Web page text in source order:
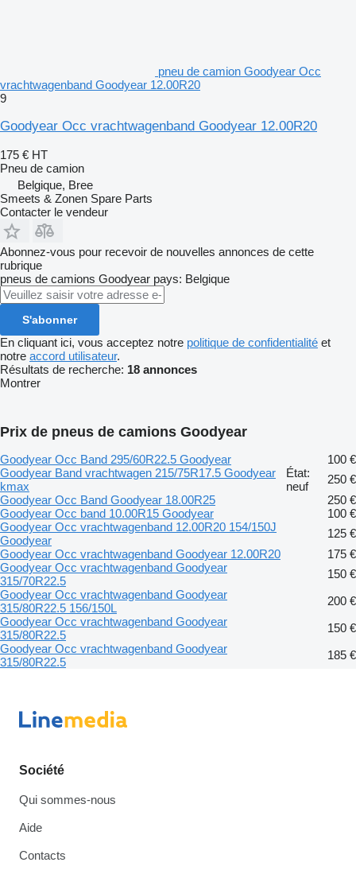
pneu de camion Goodyear Occ
vrachtwagenband Goodyear 12.00R20
9
Goodyear Occ vrachtwagenband Goodyear 12.00R20
175 € HT
Pneu de camion
Belgique, Bree
Smeets & Zonen Spare Parts
Contacter le vendeur
Abonnez-vous pour recevoir de nouvelles annonces de cette
rubrique
pneus de camions Goodyear pays: Belgique
S'abonner
En cliquant ici, vous acceptez notre politique de confidentialité et
notre accord utilisateur.
Résultats de recherche: 18 annonces
Montrer
Prix de pneus de camions Goodyear
Goodyear Occ Band 295/60R22.5 Goodyear
100 €
Goodyear Band vrachtwagen 215/75R17.5 Goodyear
kmax
État:
neuf
250 €
Goodyear Occ Band Goodyear 18.00R25
250 €
Goodyear Occ band 10.00R15 Goodyear
100 €
Goodyear Occ vrachtwagenband 12.00R20 154/150J
Goodyear
125 €
Goodyear Occ vrachtwagenband Goodyear 12.00R20
175 €
Goodyear Occ vrachtwagenband Goodyear
315/70R22.5
150 €
Goodyear Occ vrachtwagenband Goodyear
315/80R22.5 156/150L
200 €
Goodyear Occ vrachtwagenband Goodyear
315/80R22.5
150 €
Goodyear Occ vrachtwagenband Goodyear
315/80R22.5
185 €
Société
Qui sommes-nous
Aide
Contacts